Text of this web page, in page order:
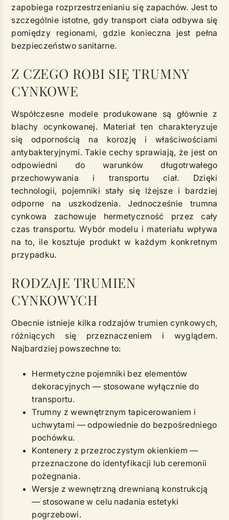
zapobiega rozprzestrzenianiu się zapachów. Jest to
szczególnie istotne, gdy transport ciała odbywa się
pomiędzy regionami, gdzie konieczna jest pełna
bezpieczeństwo sanitarne.
Z CZEGO ROBI SIĘ TRUMNY
CYNKOWE
Współczesne modele produkowane są głównie z
blachy ocynkowanej. Materiał ten charakteryzuje
się odpornością na korozję i właściwościami
antybakteryjnymi. Takie cechy sprawiają, że jest on
odpowiedni do warunków długotrwałego
przechowywania i transportu ciał. Dzięki
technologii, pojemniki stały się lżejsze i bardziej
odporne na uszkodzenia. Jednocześnie trumna
cynkowa zachowuje hermetyczność przez cały
czas transportu. Wybór modelu i materiału wpływa
na to, ile kosztuje produkt w każdym konkretnym
przypadku.
RODZAJE TRUMIEN
CYNKOWYCH
Obecnie istnieje kilka rodzajów trumien cynkowych,
różniących się przeznaczeniem i wyglądem.
Najbardziej powszechne to:
Hermetyczne pojemniki bez elementów
dekoracyjnych — stosowane wyłącznie do
transportu.
Trumny z wewnętrznym tapicerowaniem i
uchwytami — odpowiednie do bezpośredniego
pochówku.
Kontenery z przezroczystym okienkiem —
przeznaczone do identyfikacji lub ceremonii
pożegnania.
Wersje z wewnętrzną drewnianą konstrukcją
— stosowane w celu nadania estetyki
pogrzebowi.